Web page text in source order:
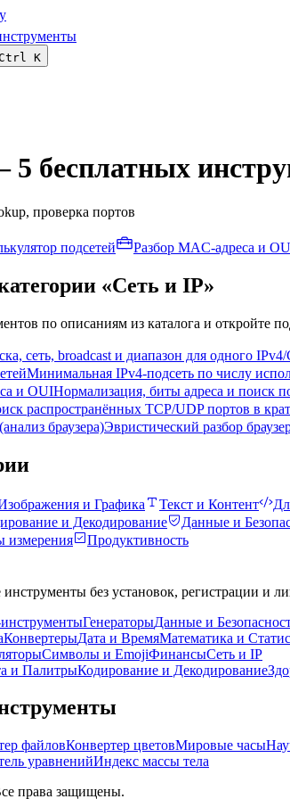
K
бесплатных
проверка портов
подсетей Разбор MAC-адреса и
«Сеть и IP»
по описаниям из каталога и откройте
сеть, broadcast и диапазон для одного
Минимальная IPv4-подсеть по числу
и OUIНормализация, биты адреса и поиск
распространённых TCP/UDP портов в
браузера)Эвристический разбор
и Графика Текст и Контент
и Декодирование Данные и
измерения
Продуктивность
инструменты без установок, регистрации и
ГенераторыДанные и
КонвертерыДата и ВремяМатематика и
Символы и EmojiФинансыСеть и IP
и ПалитрыКодирование и Декодирование
файловКонвертер цветовМировые часы
уравненийИндекс массы тела
права защищены.